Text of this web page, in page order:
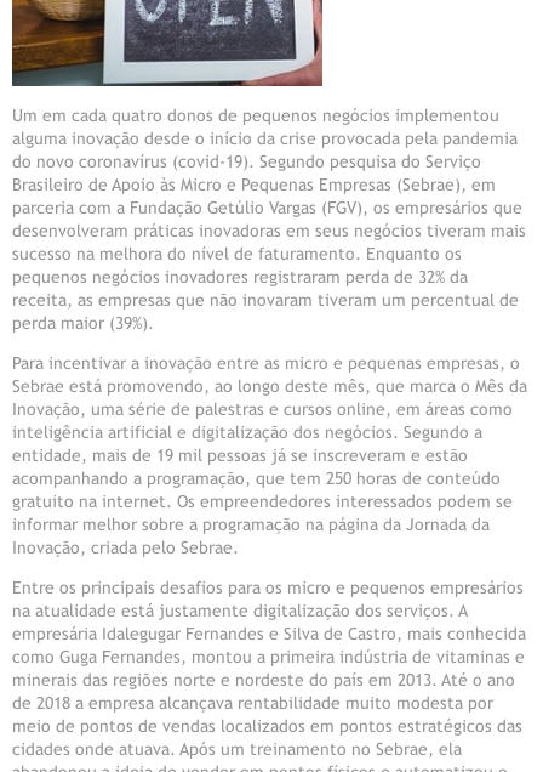
Um em cada quatro donos de pequenos negócios implementou
alguma inovação desde o início da crise provocada pela pandemia
do novo coronavírus (covid-19). Segundo pesquisa do Serviço
Brasileiro de Apoio às Micro e Pequenas Empresas (Sebrae), em
parceria com a Fundação Getúlio Vargas (FGV), os empresários que
desenvolveram práticas inovadoras em seus negócios tiveram mais
sucesso na melhora do nível de faturamento. Enquanto os
pequenos negócios inovadores registraram perda de 32% da
receita, as empresas que não inovaram tiveram um percentual de
perda maior (39%).
Para incentivar a inovação entre as micro e pequenas empresas, o
Sebrae está promovendo, ao longo deste mês, que marca o Mês da
Inovação, uma série de palestras e cursos online, em áreas como
inteligência artificial e digitalização dos negócios. Segundo a
entidade, mais de 19 mil pessoas já se inscreveram e estão
acompanhando a programação, que tem 250 horas de conteúdo
gratuito na internet. Os empreendedores interessados podem se
informar melhor sobre a programação na página da Jornada da
Inovação, criada pelo Sebrae.
Entre os principais desafios para os micro e pequenos empresários
na atualidade está justamente digitalização dos serviços. A
empresária Idalegugar Fernandes e Silva de Castro, mais conhecida
como Guga Fernandes, montou a primeira indústria de vitaminas e
minerais das regiões norte e nordeste do país em 2013. Até o ano
de 2018 a empresa alcançava rentabilidade muito modesta por
meio de pontos de vendas localizados em pontos estratégicos das
cidades onde atuava. Após um treinamento no Sebrae, ela